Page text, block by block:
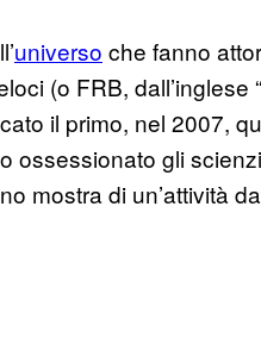
universo che fanno
(o FRB,
il primo, nel 2007,
ossessionato gli
mostra di un’attività